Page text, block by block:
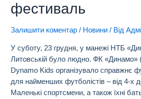
фестиваль
Залишити коментар / Новини / Від
У суботу, 23 грудня, у манежі НТБ
Литовській було людно. ФК «Динамо»
Dynamo Kids організувало справжнє
для найменших футболістів – від 4-х
Маленькі спортсмени, а також їхні